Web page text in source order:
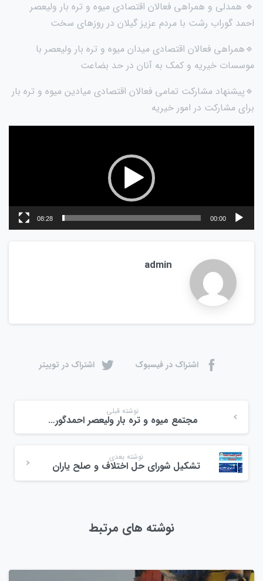
🔹 همدلی و همراهی فعالان اقتصادی میوه و تره بار ولیعصر
احمد گوراب رشت با مردم عزیز گیلان در روزهای سخت
🔹همراهی فعالان اقتصادی میدان میوه و تره بار ولیعصر با
موسسات خیریه و کمک به آنان در حد بضاعت
🔹پیشنهاد مشارکت تمامی فعالان اقتصادی میادین میوه و تره بار
برای مشارکت در امور خیریه
00:00
08:28
admin
اشتراک در فیسبوک اشتراک در توییتر
نوشته قبلی
مجتمع میوه و تره بار ولیعصر احمدگوراب رشت بهمن ماه ۱۴۰۳
نوشته بعدی
تشکیل شورای حل اختلاف و صلح یاران
نوشته های مرتبط